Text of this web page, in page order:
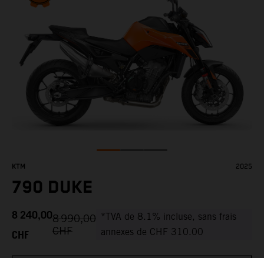
KTM 2025
790 DUKE
8 240,00
CHF
8 990,00
CHF
*TVA de 8.1% incluse, sans frais
annexes de CHF 310.00